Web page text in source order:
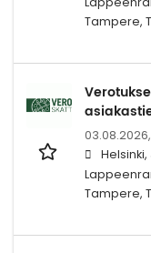
Tampere,
03.08.2026,
Tampere,